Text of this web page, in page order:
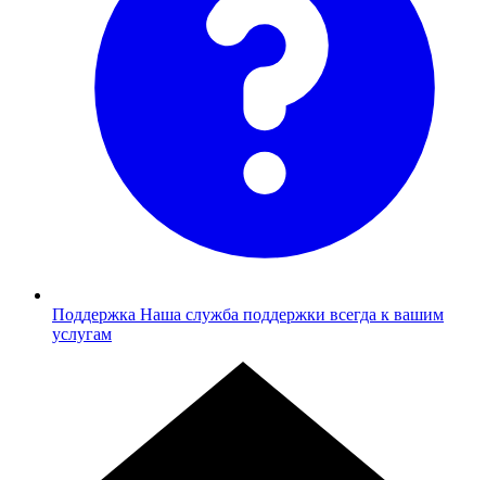
Поддержка Наша служба поддержки всегда к вашим
услугам